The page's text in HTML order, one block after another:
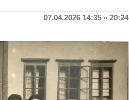
07.04.2026 14:35 » 20:24